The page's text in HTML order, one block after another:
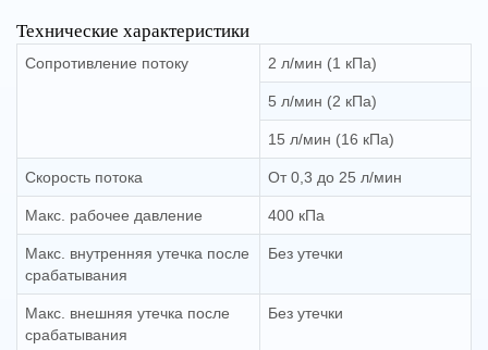
Технические характеристики
Сопротивление потоку 2 л/мин (1 кПа)
5 л/мин (2 кПа)
15 л/мин (16 кПа)
Скорость потока От 0,3 до 25 л/мин
Макс. рабочее давление 400 кПа
Макс. внутренняя утечка после
срабатывания
Без утечки
Макс. внешняя утечка после
срабатывания
Без утечки